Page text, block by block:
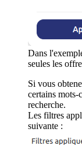
Dans
seules les
Si vous
certains mots-
recherche.
Les filtres
suivante :